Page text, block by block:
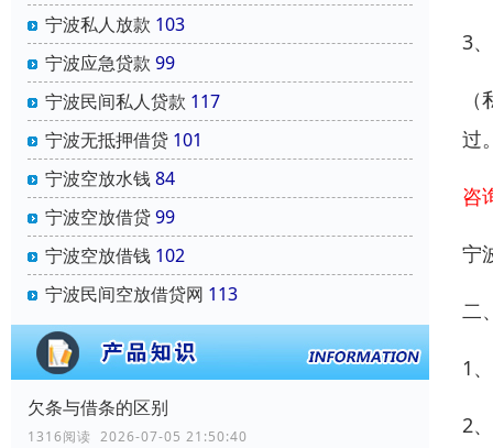
宁波私人放款 103
宁波应急贷款 99
宁波民间私人贷款 117
宁波无抵押借贷 101
宁波空放水钱84
宁波空放借贷99
宁波空放借钱 102
宁波民间空放借贷网 113
欠条与借条的区别
1316阅读 2026-07-05 21:50:40
3
过
咨
宁
二
1
2